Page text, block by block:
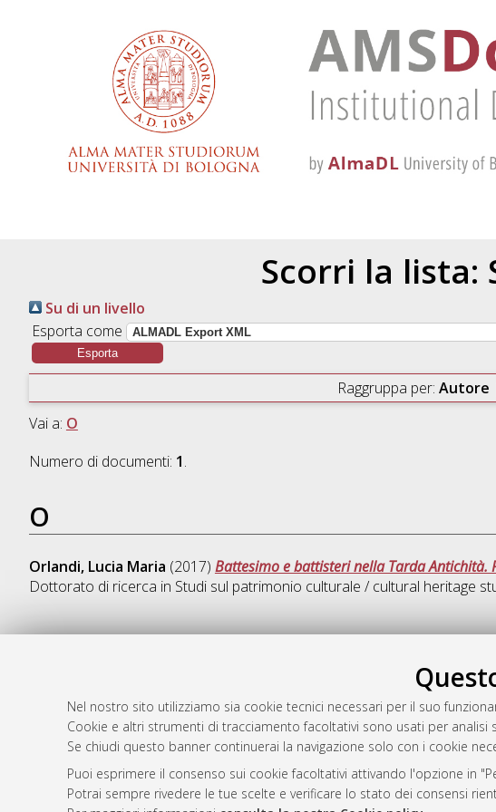
Nel nostro sito utilizziamo sia cookie tecnici necessari per il suo
Cookie e altri strumenti di tracciamento facoltativi sono usati per
Se chiudi questo banner continuerai la navigazione solo con i cookie
Puoi esprimere il consenso sui cookie facoltativi attivando l'opzione in
Potrai sempre rivedere le tue scelte e verificare lo stato dei consensi
Scorri la lista:
Su di un livello
Esporta come
Raggruppa per: Autore
Vai a: O
Numero di documenti: 1.
O
Orlandi, Lucia Maria (2017) Battesimo e battisteri nella Tarda Antichità.
Dottorato di ricerca in Studi sul patrimonio culturale / cultural heritage
Rss 1.0
Rss 2.0
AMS Dottorato
ISSN: 2038-7946
Servizio implementato e
Impostazioni Cookie
Informativa sulla privacy
Condizioni d’uso del sito